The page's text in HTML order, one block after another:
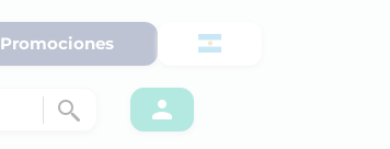
Promociones